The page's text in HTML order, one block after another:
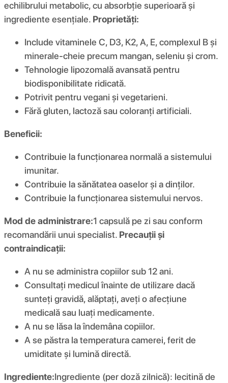
echilibrului metabolic, cu absorbție superioară și
ingrediente esențiale. Proprietăți:
Include vitaminele C, D3, K2, A, E, complexul B și
minerale-cheie precum mangan, seleniu și crom.
Tehnologie lipozomală avansată pentru
biodisponibilitate ridicată.
Potrivit pentru vegani și vegetarieni.
Fără gluten, lactoză sau coloranți artificiali.
Beneficii:
Contribuie la funcționarea normală a sistemului
imunitar.
Contribuie la sănătatea oaselor și a dinților.
Contribuie la funcționarea sistemului nervos.
Mod de administrare:1 capsulă pe zi sau conform
recomandării unui specialist. Precauții și
contraindicații:
A nu se administra copiilor sub 12 ani.
Consultați medicul înainte de utilizare dacă
sunteți gravidă, alăptați, aveți o afecțiune
medicală sau luați medicamente.
A nu se lăsa la îndemâna copiilor.
A se păstra la temperatura camerei, ferit de
umiditate și lumină directă.
Ingrediente:Ingrediente (per doză zilnică): lecitină de